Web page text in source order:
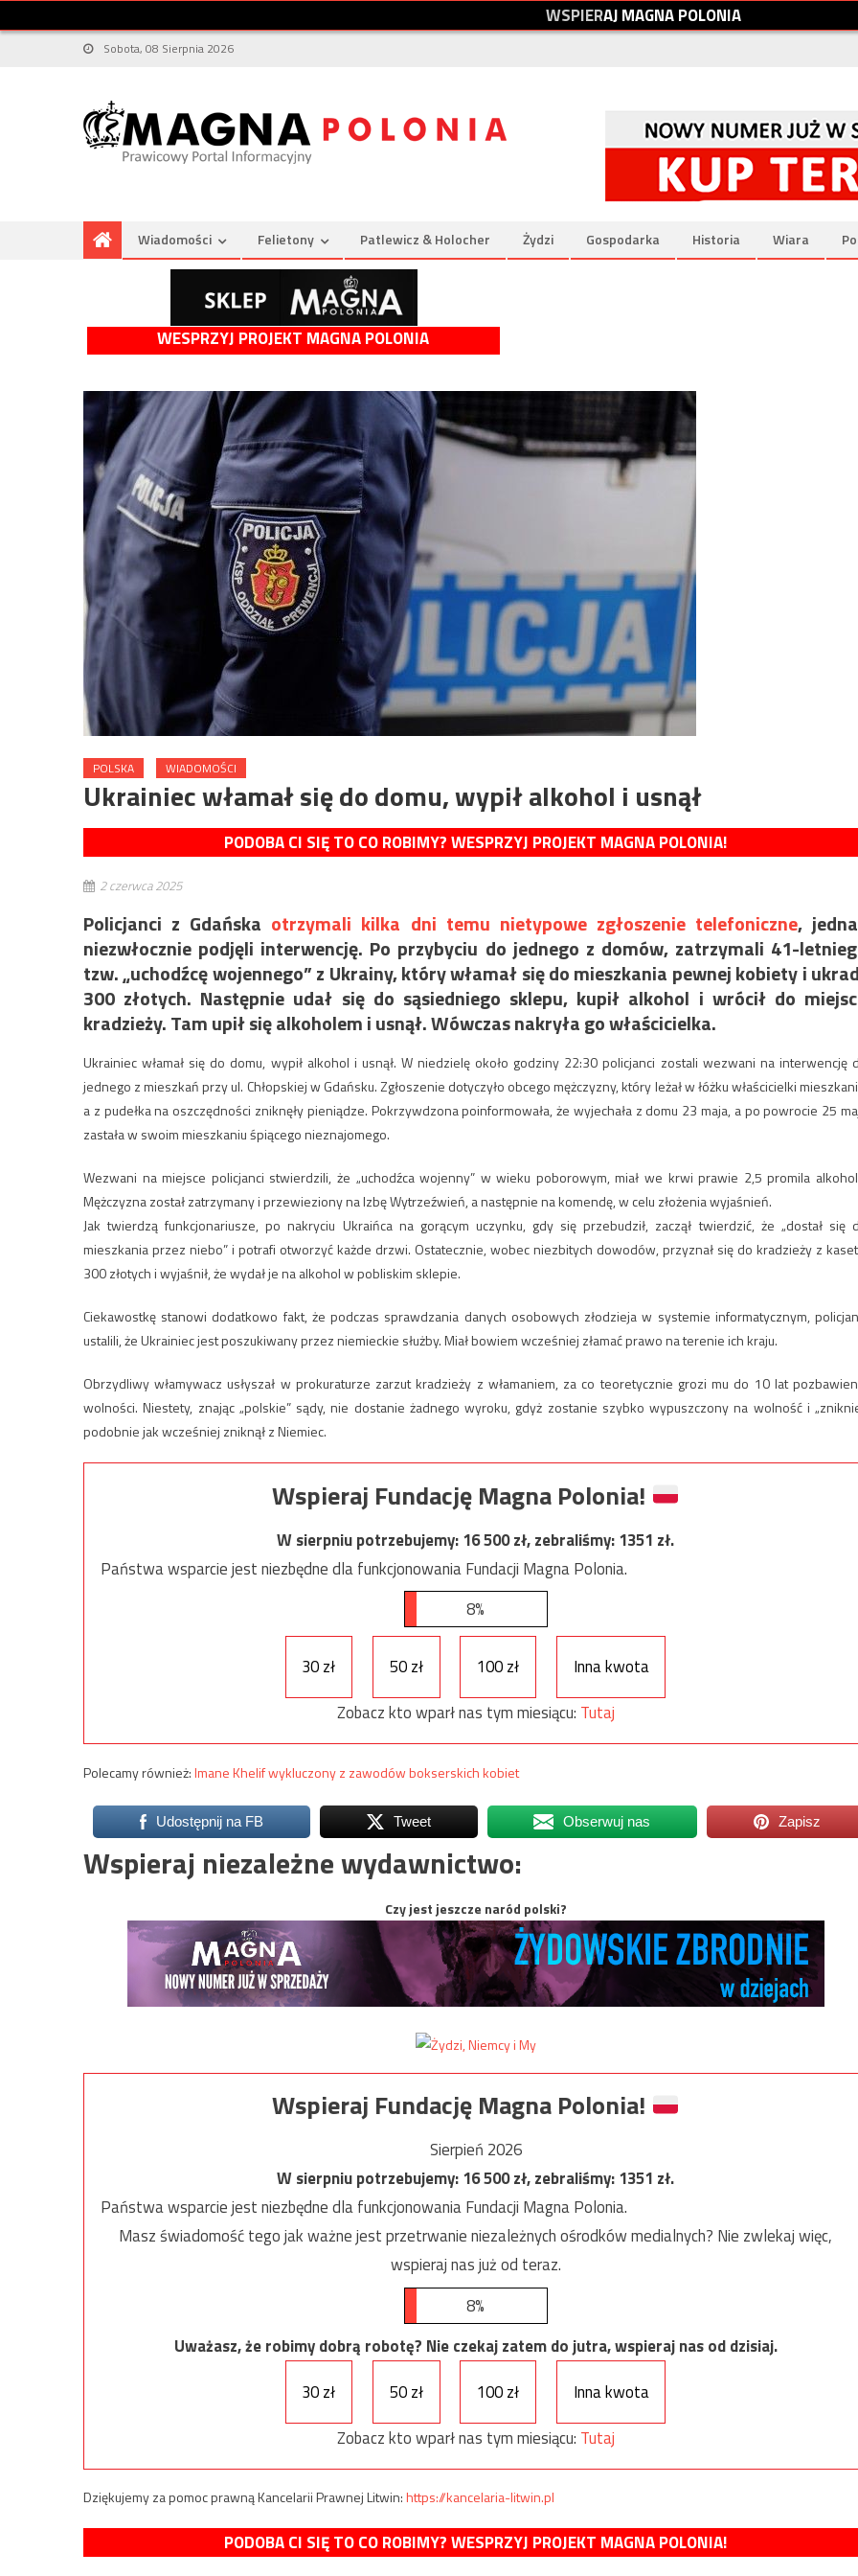
WSPIERAJMAGNAPOLONIA
Sobota, 08 Sierpnia 2026
Wiadomości Felietony Patlewicz & Holocher Żydzi Gospodarka Historia Wiara
WESPRZYJ PROJEKT MAGNA POLONIA
POLSKA WIADOMOŚCI
Ukrainiec włamał się do domu, wypił alkohol i usnął
PODOBA CI SIĘ TO CO ROBIMY? WESPRZYJ PROJEKT MAGNA POLONIA!
2 czerwca 2025
Policjanci z Gdańska otrzymali kilka dni temu nietypowe zgłoszenie telefoniczne,
niezwłocznie podjęli interwencję. Po przybyciu do jednego z domów, zatrzymali 41-
tzw. „uchodźcę wojennego” z Ukrainy, który włamał się do mieszkania pewnej kobiety i
300 złotych. Następnie udał się do sąsiedniego sklepu, kupił alkohol i wrócił do
kradzieży. Tam upił się alkoholem i usnął. Wówczas nakryła go właścicielka.
Ukrainiec włamał się do domu, wypił alkohol i usnął. W niedzielę około godziny 22:30 policjanci zostali wezwani na interwencję
jednego z mieszkań przy ul. Chłopskiej w Gdańsku. Zgłoszenie dotyczyło obcego mężczyzny, który leżał w łóżku właścicielki
a z pudełka na oszczędności zniknęły pieniądze. Pokrzywdzona poinformowała, że wyjechała z domu 23 maja, a po powrocie 25
zastała w swoim mieszkaniu śpiącego nieznajomego.
Wezwani na miejsce policjanci stwierdzili, że „uchodźca wojenny” w wieku poborowym, miał we krwi prawie 2,5 promila
Mężczyzna został zatrzymany i przewieziony na Izbę Wytrzeźwień, a następnie na komendę, w celu złożenia wyjaśnień.
Jak twierdzą funkcjonariusze, po nakryciu Ukraińca na gorącym uczynku, gdy się przebudził, zaczął twierdzić, że „dostał się
mieszkania przez niebo” i potrafi otworzyć każde drzwi. Ostatecznie, wobec niezbitych dowodów, przyznał się do kradzieży z
300 złotych i wyjaśnił, że wydał je na alkohol w pobliskim sklepie.
Ciekawostkę stanowi dodatkowo fakt, że podczas sprawdzania danych osobowych złodzieja w systemie informatycznym,
ustalili, że Ukrainiec jest poszukiwany przez niemieckie służby. Miał bowiem wcześniej złamać prawo na terenie ich kraju.
Obrzydliwy włamywacz usłyszał w prokuraturze zarzut kradzieży z włamaniem, za co teoretycznie grozi mu do 10 lat
wolności. Niestety, znając „polskie” sądy, nie dostanie żadnego wyroku, gdyż zostanie szybko wypuszczony na wolność i
podobnie jak wcześniej zniknął z Niemiec.
Wspieraj Fundację Magna Polonia!
W sierpniu potrzebujemy:16 500zł, zebraliśmy:1351 zł.
Państwa wsparcie jest niezbędne dla funkcjonowania Fundacji Magna Polonia.
8%
30 zł 50 zł 100 zł
Inna kwota
Zobacz kto wparł nas tym miesiącu: Tutaj
Polecamy również:Imane Khelif wykluczony z zawodów bokserskich kobiet
Udostępnij na FB Tweet Obserwuj nas Zapisz
Wspieraj niezależne wydawnictwo:
Czy jest jeszcze naród polski?
Wspieraj Fundację Magna Polonia!
Sierpień 2026
W sierpniu potrzebujemy:16 500zł, zebraliśmy:1351 zł.
Państwa wsparcie jest niezbędne dla funkcjonowania Fundacji Magna Polonia.
Masz świadomość tego jak ważne jest przetrwanie niezależnych ośrodków medialnych? Nie zwlekaj więc,
wspieraj nas już od teraz.
8%
Uważasz, że robimy dobrą robotę? Nie czekaj zatem do jutra, wspieraj nas od dzisiaj.
30 zł
50 zł 100 zł
Inna kwota
Zobacz kto wparł nas tym miesiącu: Tutaj
Dziękujemy za pomoc prawną Kancelarii Prawnej Litwin:https://kancelaria-litwin.pl
PODOBA CI SIĘ TO CO ROBIMY? WESPRZYJ PROJEKT MAGNA POLONIA!